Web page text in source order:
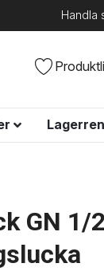
Handla
GN 1/